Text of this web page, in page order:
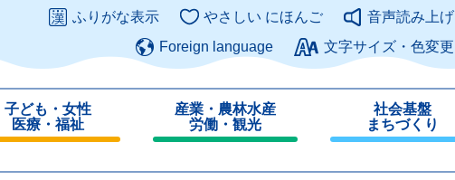
このページの本文へ
ふりがな表示 やさしい にほんご
音声読み上げ
Foreign language
文字サイズ・色変更
子ども・女性
医療・福祉
産業・農林水産
労働・観光
じ
社会基盤
まちづくり
じ